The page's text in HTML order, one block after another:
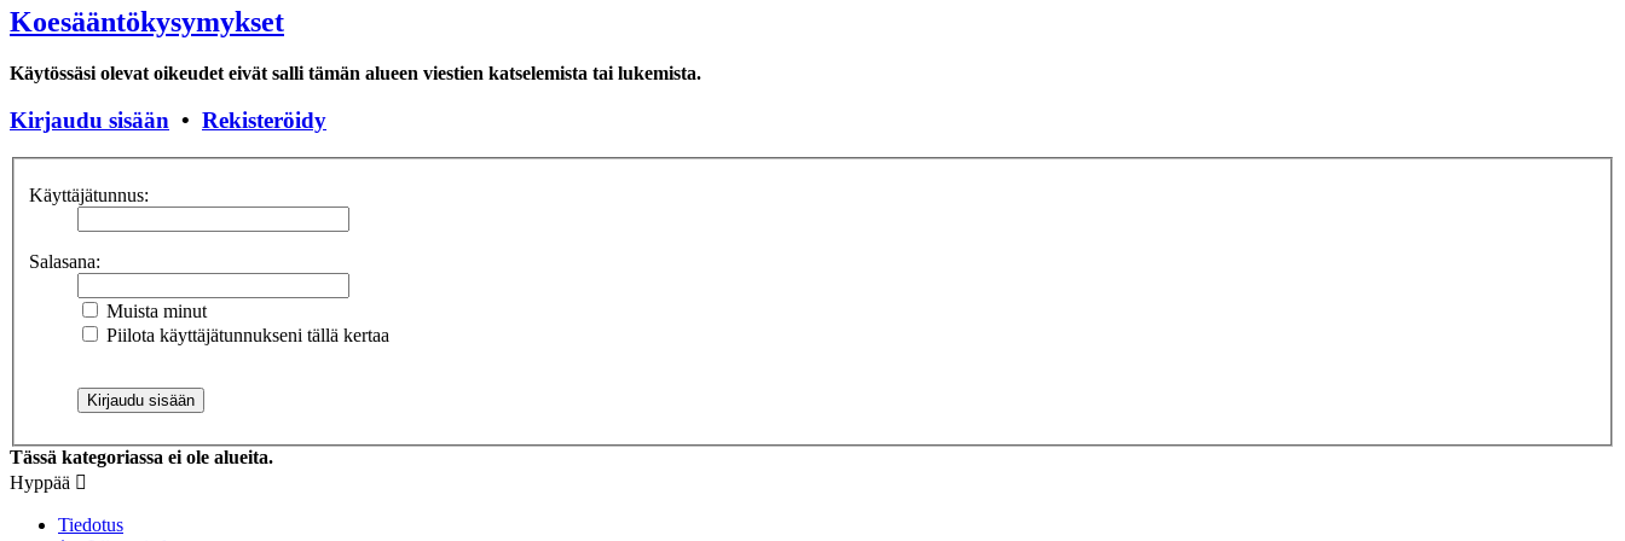
Koesääntökysymykset
Käytössäsi olevat oikeudet eivät salli tämän alueen viestien katselemista tai lukemista.
Kirjaudu sisään • Rekisteröidy
Käyttäjätunnus:
Salasana:
Muista minut
Piilota käyttäjätunnukseni tällä kertaa
Tässä kategoriassa ei ole alueita.
Hyppää
Tiedotus